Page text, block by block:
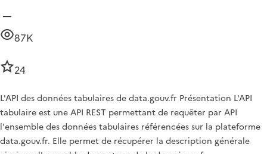
87K
24
L'API des données tabulaires de data.gouv.fr Présentation L'API
tabulaire est une API REST permettant de requêter par API
l'ensemble des données tabulaires référencées sur la plateforme
data.gouv.fr. Elle permet de récupérer la description générale